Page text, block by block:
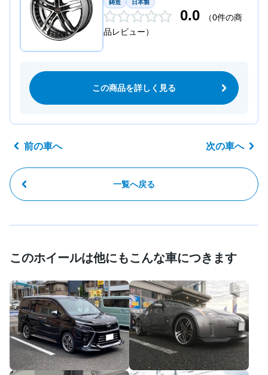
鋳造 日本製
0.0
（0件の商
品レビュー）
この商品を詳しく見る
前の車へ
一覧へ戻る
次の車へ
このホイールは他にもこんな車につきます